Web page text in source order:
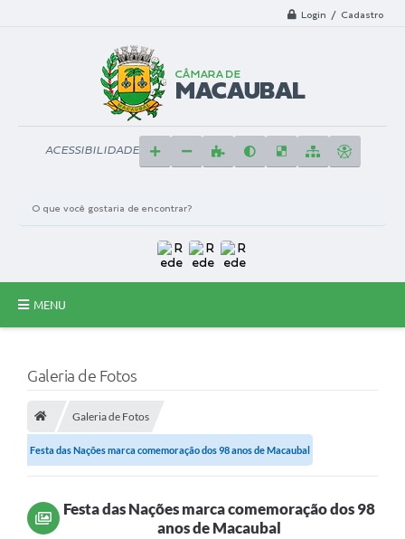
Login / Cadastro
ACESSIBILIDADE
MENU
A Câmara
Município
Utilidades
Ouvidoria
Galeria de Fotos
Galeria de Fotos
Festa das Nações marca comemoração dos 98 anos de Macaubal
Festa das Nações marca comemoração dos 98
anos de Macaubal